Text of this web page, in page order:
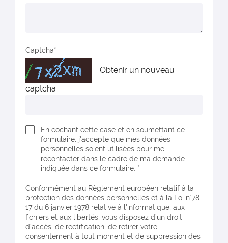
Captcha
Obtenir un nouveau
captcha
En cochant cette case et en soumettant ce
formulaire, j'accepte que mes données
personnelles soient utilisées pour me
recontacter dans le cadre de ma demande
indiquée dans ce formulaire. *
Conformément au Règlement européen relatif à la
protection des données personnelles et à la Loi n°78-
17 du 6 janvier 1978 relative à l'informatique, aux
fichiers et aux libertés, vous disposez d’un droit
d’accès, de rectification, de retirer votre
consentement à tout moment et de suppression des